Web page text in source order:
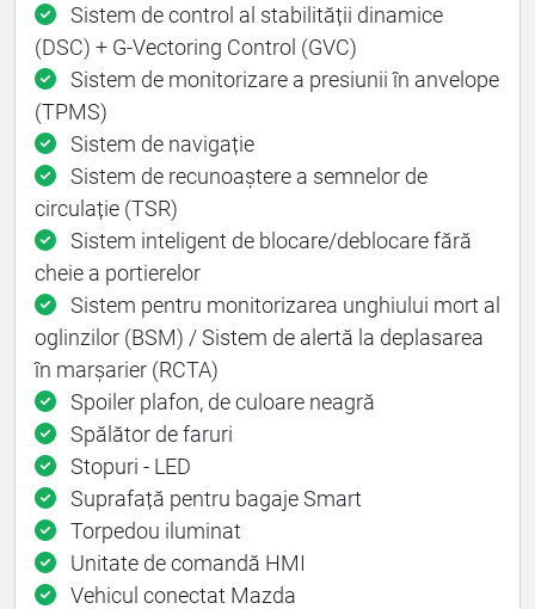
Sistem de control al stabilității dinamice
(DSC) + G-Vectoring Control (GVC)
Sistem de monitorizare a presiunii în anvelope
(TPMS)
Sistem de navigație
Sistem de recunoaștere a semnelor de
circulație (TSR)
Sistem inteligent de blocare/deblocare fără
cheie a portierelor
Sistem pentru monitorizarea unghiului mort al
oglinzilor (BSM) / Sistem de alertă la deplasarea
în marșarier (RCTA)
Spoiler plafon, de culoare neagră
Spălător de faruri
Stopuri - LED
Suprafață pentru bagaje Smart
Torpedou iluminat
Unitate de comandă HMI
Vehicul conectat Mazda